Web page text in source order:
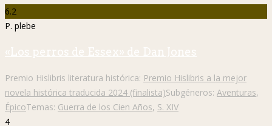
6.2
P. plebe
«Los perros de Essex» de Dan Jones
Premio Hislibris literatura histórica: Premio Hislibris a la mejor
novela histórica traducida 2024 (finalista)Subgéneros: Aventuras,
ÉpicoTemas: Guerra de los Cien Años, S. XIV
4